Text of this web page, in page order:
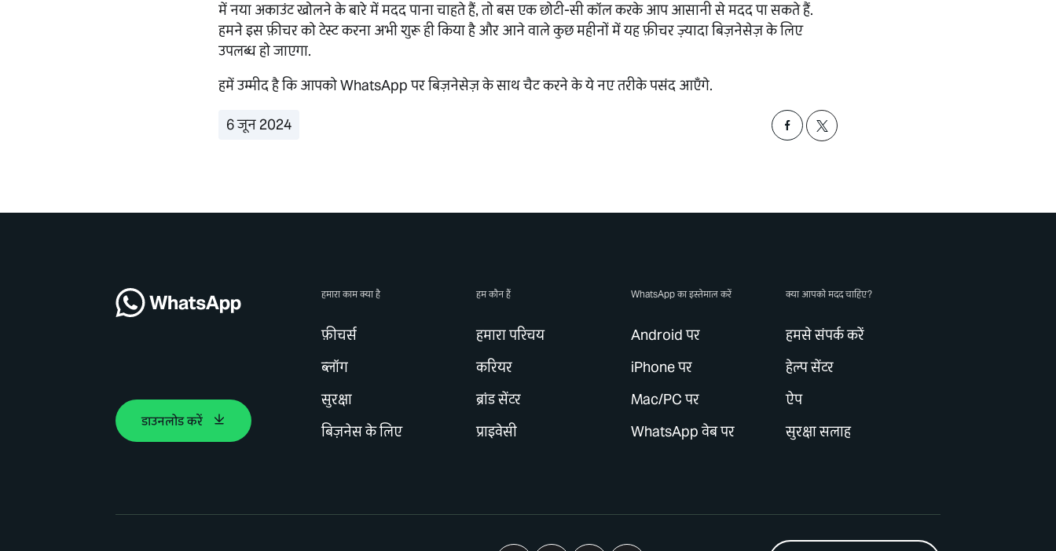
में नया अकाउंट खोलने के बारे में मदद पाना चाहते हैं, तो बस एक छोटी-सी कॉल करके आप आसानी से मदद पा सकते हैं.
हमने इस फ़ीचर को टेस्ट करना अभी शुरू ही किया है और आने वाले कुछ महीनों में यह फ़ीचर ज़्यादा बिज़नेसेज़ के लिए
उपलब्ध हो जाएगा.
हमें उम्मीद है कि आपको WhatsApp पर बिज़नेसेज़ के साथ चैट करने के ये नए तरीके पसंद आएँगे.
6 जून 2024
डाउनलोड करें
हमारा काम क्या है
फ़ीचर्स
ब्लॉग
सुरक्षा
बिज़नेस के लिए
हम कौन हैं
हमारा परिचय
करियर
ब्रांड सेंटर
प्राइवेसी
WhatsApp का इस्तेमाल करें
Android पर
iPhone पर
Mac/PC पर
WhatsApp वेब पर
क्या आपको मदद चाहिए?
हमसे संपर्क करें
हेल्प सेंटर
ऐप
सुरक्षा सलाह